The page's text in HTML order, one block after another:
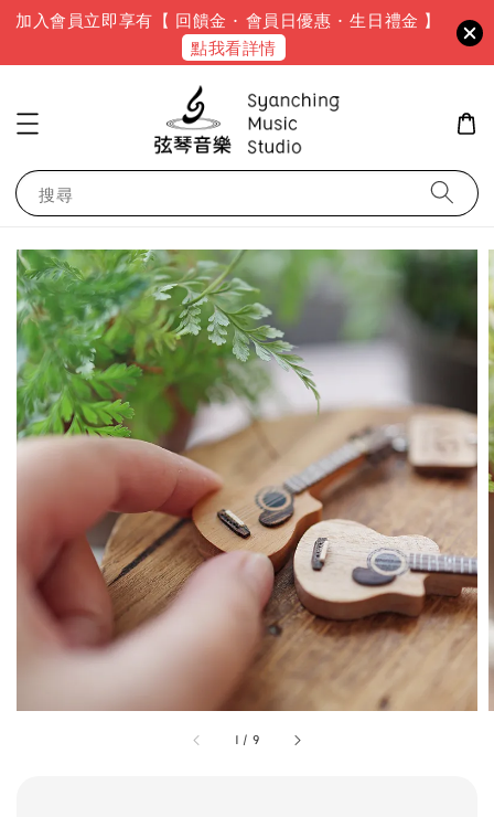
加入會員立即享有【 回饋金 · 會員日優惠 · 生日禮金 】
點我看詳情
搜尋
1 / 9